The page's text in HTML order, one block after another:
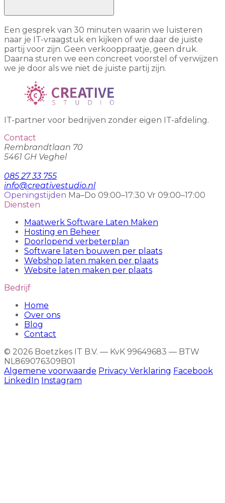
Een gesprek van 30 minuten waarin we luisteren
naar je IT-vraagstuk en kijken of we daar de juiste
partij voor zijn. Geen verkooppraatje, geen druk.
Daarna sturen we een concreet voorstel of verwijzen
we je door als we niet de juiste partij zijn.
IT-partner voor bedrijven zonder eigen IT-afdeling.
Contact
Rembrandtlaan 70
5461 GH Veghel
085 27 33 755
info@creativestudio.nl
Openingstijden Ma–Do 09:00–17:30 Vr 09:00–17:00
Diensten
Maatwerk Software Laten Maken
Hosting en Beheer
Doorlopend verbeterplan
Software laten bouwen per plaats
Webshop laten maken per plaats
Website laten maken per plaats
Bedrijf
Home
Over ons
Blog
Contact
© 2026 Boetzkes IT B.V. — KvK 99649683 — BTW
NL869076309B01
Algemene voorwaarde Privacy Verklaring Facebook
LinkedIn Instagram